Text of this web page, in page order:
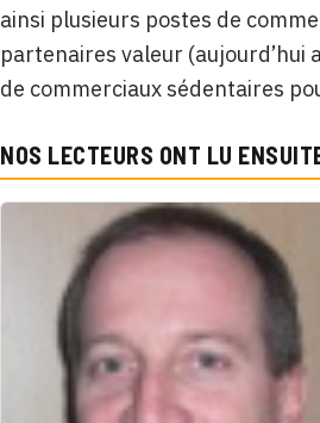
ainsi plusieurs postes de
partenaires valeur (aujourd’hui
de commerciaux sédentaires
NOS LECTEURS ONT LU